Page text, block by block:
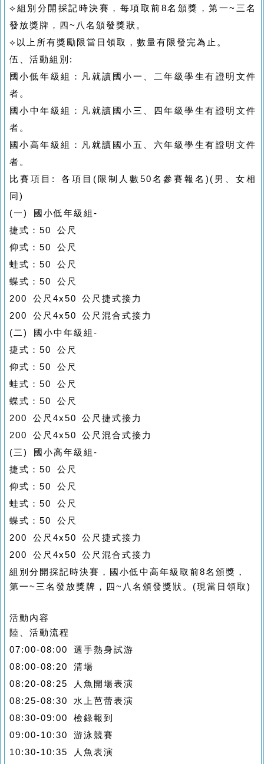
⟡組別分開採記時決賽，每項取前8名頒獎，第一~三名
發放獎牌，四~八名頒發獎狀。
⟡以上所有獎勵限當日領取，數量有限發完為止。
伍、活動組別:
國小低年級組：凡就讀國小一、二年級學生有證明文件
者。
國小中年級組：凡就讀國小三、四年級學生有證明文件
者。
國小高年級組：凡就讀國小五、六年級學生有證明文件
者。
比賽項目: 各項目(限制人數50名參賽報名)(男、女相
同)
(一) 國小低年級組-
捷式：50 公尺
仰式：50 公尺
蛙式：50 公尺
蝶式：50 公尺
200 公尺4x50 公尺捷式接力
200 公尺4x50 公尺混合式接力
(二) 國小中年級組-
捷式：50 公尺
仰式：50 公尺
蛙式：50 公尺
蝶式：50 公尺
200 公尺4x50 公尺捷式接力
200 公尺4x50 公尺混合式接力
(三) 國小高年級組-
捷式：50 公尺
仰式：50 公尺
蛙式：50 公尺
蝶式：50 公尺
200 公尺4x50 公尺捷式接力
200 公尺4x50 公尺混合式接力
組別分開採記時決賽，國小低中高年級取前8名頒獎，
第一~三名發放獎牌，四~八名頒發獎狀。(現當日領取)
活動內容
陸、活動流程
07:00-08:00 選手熱身試游
08:00-08:20 清場
08:20-08:25 人魚開場表演
08:25-08:30 水上芭蕾表演
08:30-09:00 檢錄報到
09:00-10:30 游泳競賽
10:30-10:35 人魚表演